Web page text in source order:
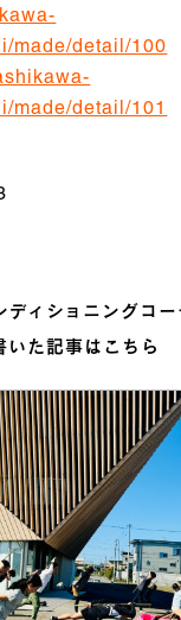
made/detail/100
made/detail/101
ディショニングコー
いた記事はこちら